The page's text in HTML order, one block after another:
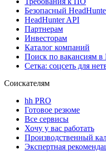
Безопасный
HeadHunter API
Партнерам
Инвесторам
Каталог компаний
Поиск по вакансиям в
Сетка: соцсеть для
Соискателям
hh PRO
Готовое резюме
Все сервисы
Хочу у вас работать
Производственный
Экспертная